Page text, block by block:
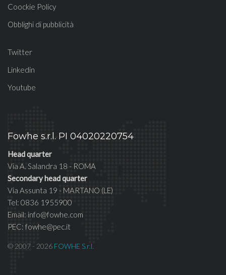
Coockie Policy
Obblighi di pubblicità
Twitter
Linkedin
Youtube
Fowhe s.r.l. PI 04020220754
Head quarter
Via A. Salandra 18 - ROMA
Secondary head quarter
Via Assunta 19 - MARTANO (LE)
Tel: 0836 1955900
Email: info@fowhe.com
PEC: fowhe@pec.it
© 2007 - 2026 FOWHE S.r.l.